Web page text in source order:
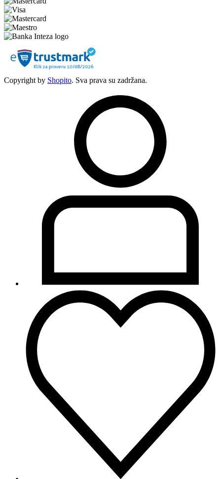
Copyright by Shopito. Sva prava su zadržana.